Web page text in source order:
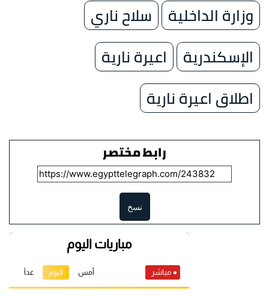
وزارة الداخلية
سلاح ناري
الإسكندرية
اعيرة نارية
اطلاق اعيرة نارية
رابط مختصر
نسخ